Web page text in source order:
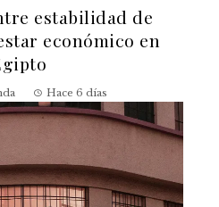
estabilidad de
económico en
Hace 6 días